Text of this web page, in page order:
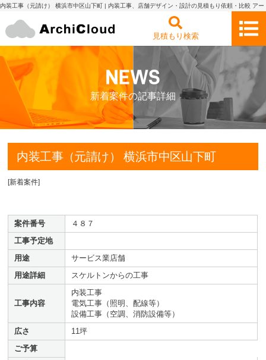
内装工事（元請け） 横浜市中区山下町 | 内装工事、店舗デザイン・設計の見積もり依頼・比較 アー
見積もり検索
新着案件の記事詳細
内装工事（元請け） 横浜市中区山下町
[新着案件]
案件番号
４８７
工事予定地
用途
サービス業店舗
用途詳細
スケルトンからの工事
工事内容
内装工事
電気工事（照明、配線等）
設備工事（空調、消防設備等）
広さ
11坪
ご予算